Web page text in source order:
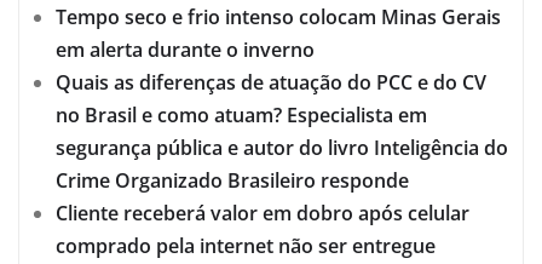
Tempo seco e frio intenso colocam Minas Gerais
em alerta durante o inverno
Quais as diferenças de atuação do PCC e do CV
no Brasil e como atuam? Especialista em
segurança pública e autor do livro Inteligência do
Crime Organizado Brasileiro responde
Cliente receberá valor em dobro após celular
comprado pela internet não ser entregue